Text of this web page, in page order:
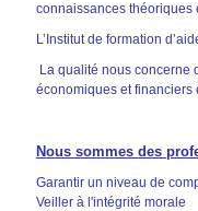
connaissances théoriques
L’Institut de formation
La qualité nous concerne
économiques et financiers
Nous sommes des
Garantir un niveau de
Veiller à l'intégrité morale